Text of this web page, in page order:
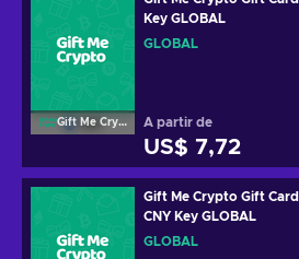
Gift Me Crypto
Key GLOBAL
GLOBAL
A partir de
US$ 7,72
Gift Me Crypto Gift
CNY Key GLOBAL
GLOBAL